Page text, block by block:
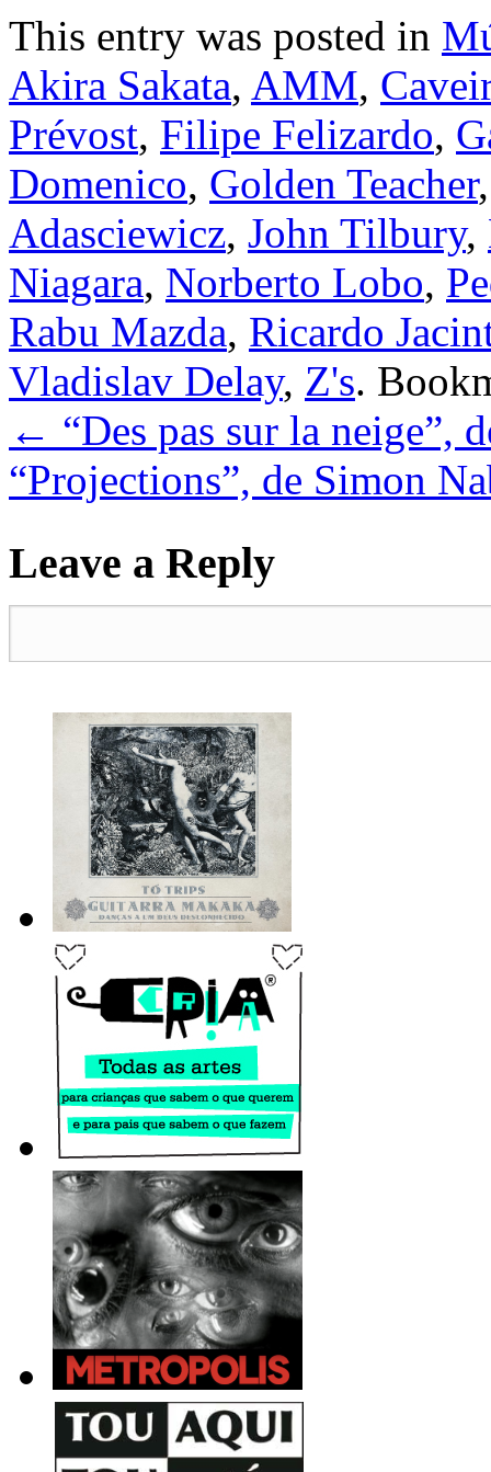
This entry was posted in
Akira Sakata, AMM,
Prévost, Filipe Felizardo,
Domenico, Golden Teacher
Adasciewicz, John Tilbury,
Niagara, Norberto Lobo,
Rabu Mazda, Ricardo
Vladislav Delay, Z's.
← “Des pas sur la neige”,
“Projections”, de Simon
Leave a Reply